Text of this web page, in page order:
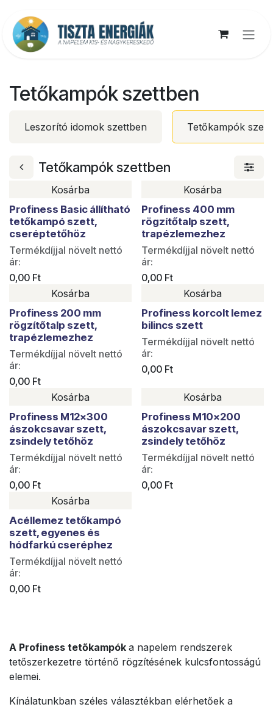
Tetőkampók szettben
Leszorító idomok szettben Tetőkampók
Tetőkampók szettben
Profiness Basic állítható
tetőkampó szett,
cseréptetőhöz
Kosárba
Termékdíjjal növelt nettó
ár:
0,00 Ft
Profiness 400 mm
rögzítőtalp szett,
trapézlemezhez
Kosárba
Termékdíjjal növelt nettó
ár:
0,00Ft
Profiness 200 mm
rögzítőtalp szett,
trapézlemezhez
Kosárba
Termékdíjjal növelt nettó
ár:
0,00 Ft
Profiness korcolt lemez
bilincs szett
Kosárba
Termékdíjjal növelt nettó
ár:
0,00Ft
Profiness M12x300
ászokcsavar szett,
zsindely tetőhöz
Kosárba
Termékdíjjal növelt nettó
ár:
0,00 Ft
Profiness M10x200
ászokcsavar szett,
zsindely tetőhöz
Kosárba
Termékdíjjal növelt nettó
ár:
0,00Ft
Acéllemez tetőkampó
szett, egyenes és
hódfarkú cseréphez
Kosárba
Termékdíjjal növelt nettó
ár:
0,00 Ft
A Profiness tetőkampók a napelem rendszerek
tetőszerkezetre történő rögzítésének kulcsfontosságú
elemei.
Kínálatunkban széles választékban elérhetőek a